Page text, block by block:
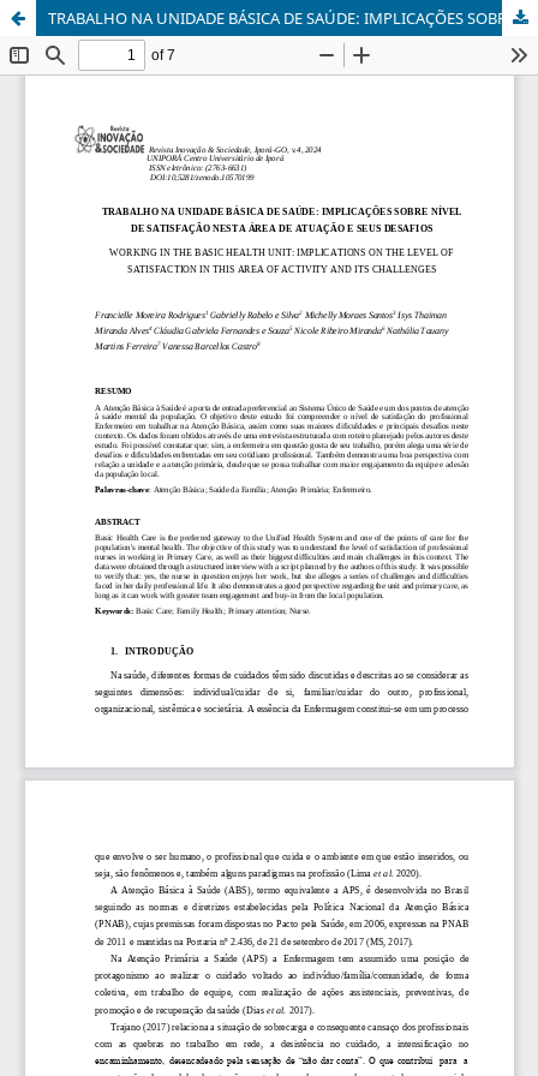
TRABALHO NA UNIDADE BÁSICA DE SAÚDE: IMPLICAÇÕES SOBRE NÍVEL DE SATISFAÇÃO NESTA ÁREA DE ATUAÇÃO E SEUS DESAFIOS